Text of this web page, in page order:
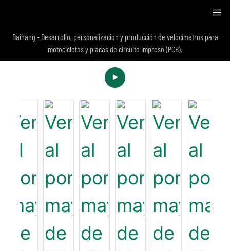
Baihang - Desarrollo, personalización y producción de velocímetros para
motocicletas y placas de circuito impreso (PCB).